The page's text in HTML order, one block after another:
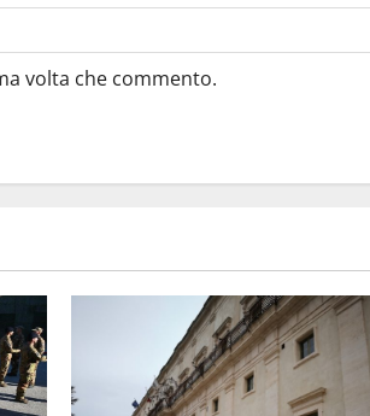
volta che commento.